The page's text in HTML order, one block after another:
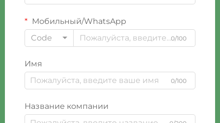
Мобильный/WhatsApp
Code
0/100
Имя
0/100
Название компании